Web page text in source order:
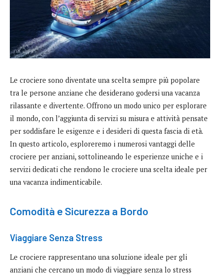
Le crociere sono diventate una scelta sempre più popolare
tra le persone anziane che desiderano godersi una vacanza
rilassante e divertente. Offrono un modo unico per esplorare
il mondo, con l’aggiunta di servizi su misura e attività pensate
per soddisfare le esigenze e i desideri di questa fascia di età.
In questo articolo, esploreremo i numerosi vantaggi delle
crociere per anziani, sottolineando le esperienze uniche e i
servizi dedicati che rendono le crociere una scelta ideale per
una vacanza indimenticabile.
Comodità e Sicurezza a Bordo
Viaggiare Senza Stress
Le crociere rappresentano una soluzione ideale per gli
anziani che cercano un modo di viaggiare senza lo stress